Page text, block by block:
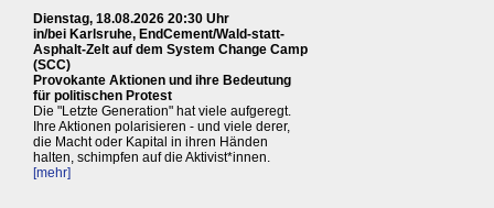
Dienstag, 18.08.2026 20:30 Uhr
in/bei Karlsruhe, EndCement/Wald-statt-
Asphalt-Zelt auf dem System Change Camp
(SCC)
Provokante Aktionen und ihre Bedeutung
für politischen Protest
Die "Letzte Generation" hat viele aufgeregt.
Ihre Aktionen polarisieren - und viele derer,
die Macht oder Kapital in ihren Händen
halten, schimpfen auf die Aktivist*innen.
[mehr]